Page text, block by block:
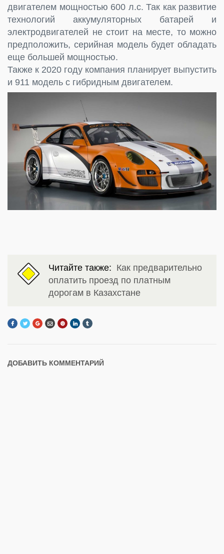
двигателем мощностью 600 л.с. Так как развитие
технологий аккумуляторных батарей и
электродвигателей не стоит на месте, то можно
предположить, серийная модель будет обладать
еще большей мощностью.
Также к 2020 году компания планирует выпустить
и 911 модель с гибридным двигателем.
Читайте также: Как предварительно
оплатить проезд по платным
дорогам в Казахстане
ДОБАВИТЬ КОММЕНТАРИЙ